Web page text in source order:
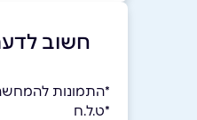
חשוב
*התמונות
*ט.ל.ח